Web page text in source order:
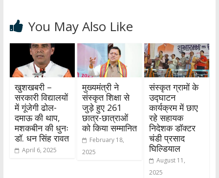
You May Also Like
खुशखबरी –
सरकारी विद्यालयों
में गूंजेगी ढोल-
दमाऊ की थाप,
मशकबीन की धुनः
डॉ. धन सिंह रावत
April 6, 2025
मुख्यमंत्री ने
संस्कृत शिक्षा से
जुड़े हुए 261
छात्र-छात्राओं
को किया सम्मानित
February 18,
2025
संस्कृत ग्रामों के
उद्घाटन
कार्यक्रम में छाए
रहे सहायक
निदेशक डॉक्टर
चंडी प्रसाद
घिल्डियाल
August 11,
2025